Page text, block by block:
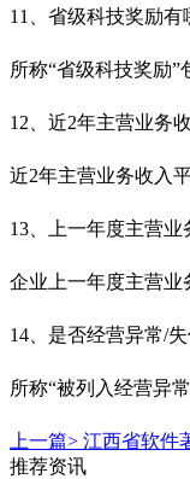
11、省级科技奖励有
所称“省级科技奖励
12、近2年主营业务
近2年主营业务收入
13、上一年度主营业
企业上一年度主营业
14、是否经营异常/
所称“被列入经营异
上一篇> 江西省软件
推荐资讯